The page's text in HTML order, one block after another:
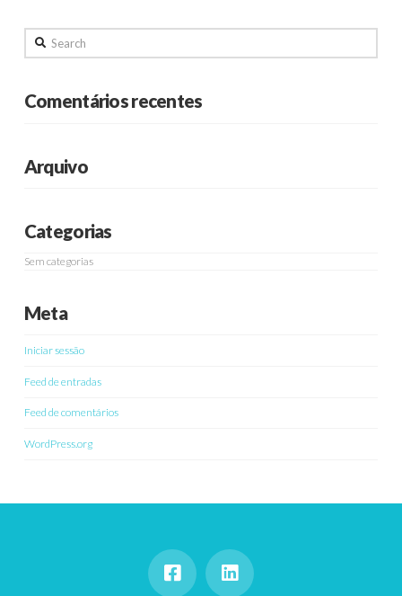
Search
Comentários recentes
Arquivo
Categorias
Sem categorias
Meta
Iniciar sessão
Feed de entradas
Feed de comentários
WordPress.org